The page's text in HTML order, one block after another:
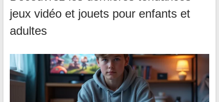
jeux vidéo et jouets pour enfants et
adultes